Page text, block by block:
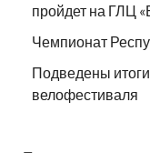
пройдет на ГЛЦ
Чемпионат
Подведены
велофестиваля